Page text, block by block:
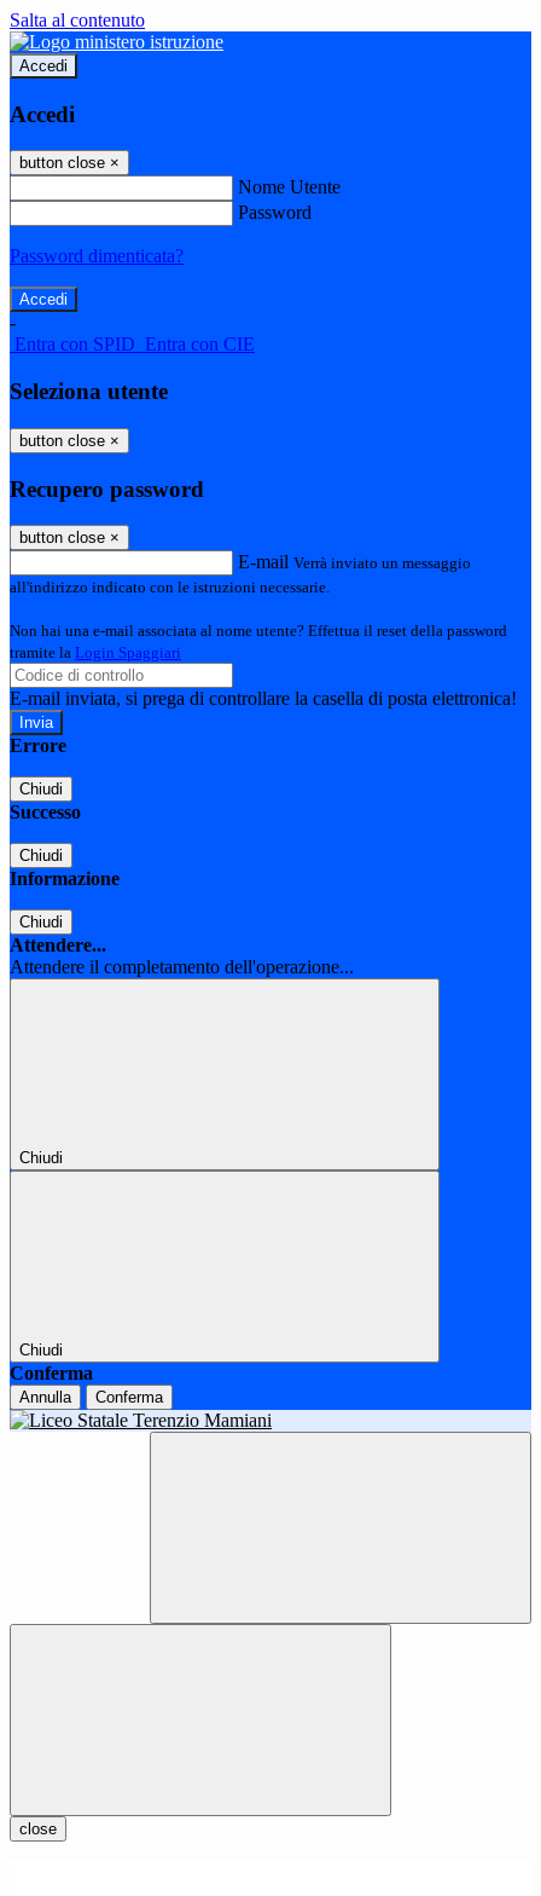
Salta al contenuto
Accedi
Accedi
button close ×
Nome Utente
Password
Password dimenticata?
-
Entra con SPID Entra con CIE
Seleziona utente
button close ×
Recupero password
button close ×
E-mail Verrà inviato un messaggio
all'indirizzo indicato con le istruzioni necessarie.
Non hai una e-mail associata al nome utente? Effettua il reset della password
tramite la Login Spaggiari
E-mail inviata, si prega di controllare la casella di posta elettronica!
Errore
Chiudi
Successo
Chiudi
Informazione
Chiudi
Attendere...
Attendere il completamento dell'operazione...
Chiudi
Chiudi
Conferma
Annulla Conferma
close